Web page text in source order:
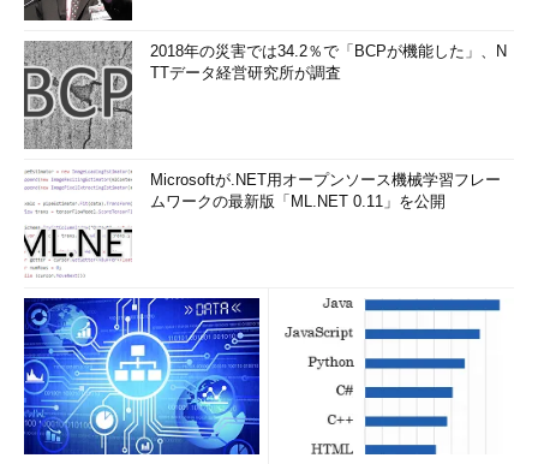
2018年の災害では34.2％で「BCPが機能した」、N
TTデータ経営研究所が調査
Microsoftが.NET用オープンソース機械学習フレー
ムワークの最新版「ML.NET 0.11」を公開